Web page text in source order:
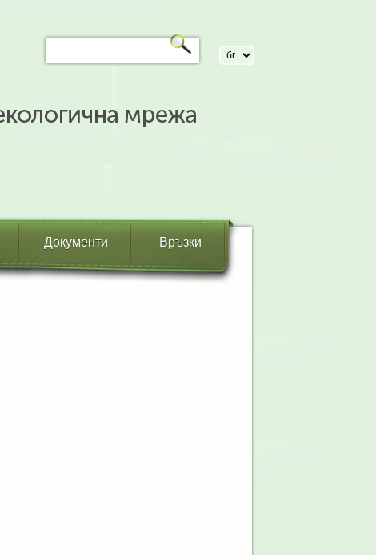
Документи Връзки